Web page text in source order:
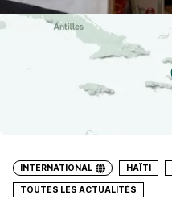
INTERNATIONAL HAÏTI
TOUTES LES ACTUALITÉS